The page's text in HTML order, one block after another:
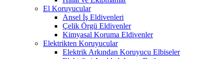
El Koruyucular
Ansel İş Eldivenleri
Çelik Örgü Eldivenler
Kimyasal Koruma Eldivenler
Elektrikten Koruyucular
Elektrik Arkından Koruyucu Elbiseler